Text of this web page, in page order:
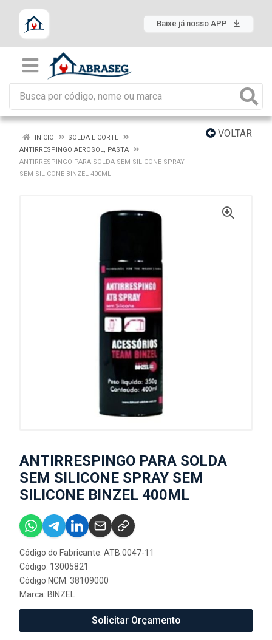
Baixe já nosso APP
VOLTAR
INÍCIO
SOLDA E CORTE
ANTIRRESPINGO AEROSOL, PASTA
ANTIRRESPINGO PARA SOLDA SEM SILICONE SPRAY
SEM SILICONE BINZEL 400ML
ANTIRRESPINGO PARA SOLDA
SEM SILICONE SPRAY SEM
SILICONE BINZEL 400ML
Código do Fabricante: ATB.0047-11
Código: 13005821
Código NCM: 38109000
Marca: BINZEL
Solicitar Orçamento